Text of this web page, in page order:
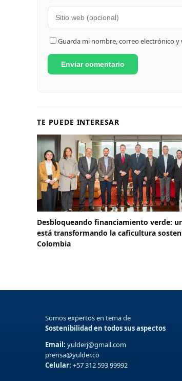
Guarda mi nombre, correo electrónico
TE PUEDE INTERESAR
Desbloqueando financiamiento verde:
está transformando la caficultura
Colombia
Somos expertos en tema de
Sostenibilidad en todos sus aspectos
Email: yulderj@gmail.com
prensa@yulder.co
Celular: +57 312 593 99992